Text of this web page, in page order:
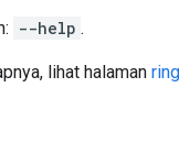
--help .
lihat halaman